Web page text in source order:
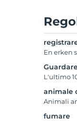
En erken
L'ultimo
animale
Animali
fumare